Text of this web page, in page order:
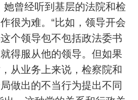
她曾经听到基层的法院和检
很为难。“比如，领导开会
个领导包不包括政法委书
得服从他的领导。但如果
从业务上来说，检察院和
做出的不当行为提出不同